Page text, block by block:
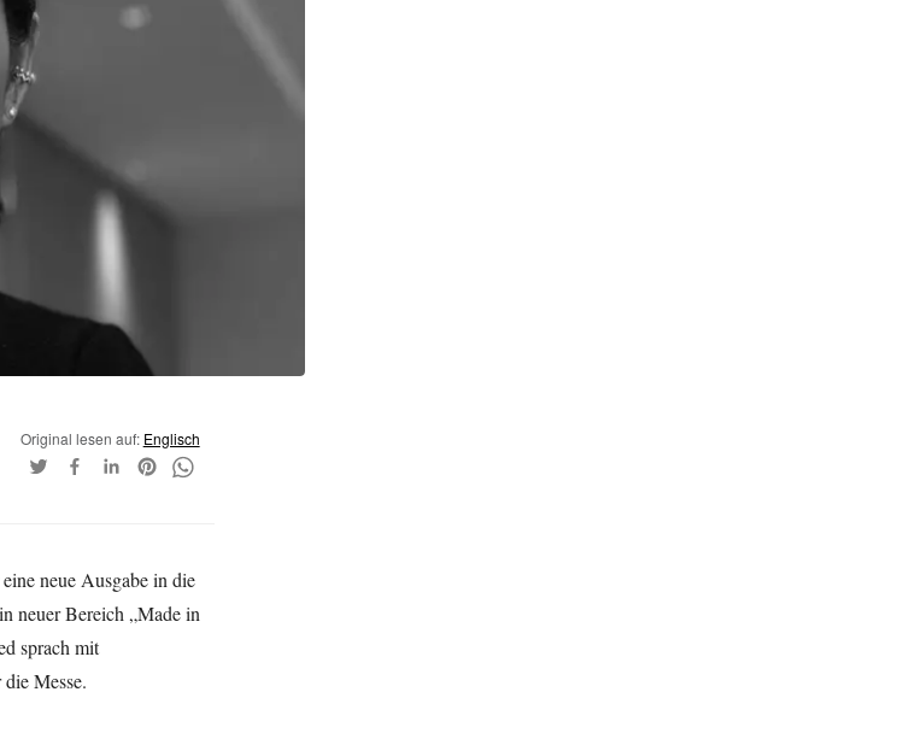
Original lesen auf: Englisch
neue Ausgabe in die
neuer Bereich „Made in
sprach mit
Messe.